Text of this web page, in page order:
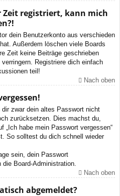
Zeit registriert, kann mich
dein Benutzerkonto aus verschieden
Außerdem löschen viele Boards
Zeit keine Beiträge geschrieben
Registriere dich einfach
teil!
Nach oben
zwar dein altes Passwort nicht
zurücksetzen. Dies machst du,
„Ich habe mein Passwort vergessen“
So solltest du dich schnell wieder
sein, dein Passwort
Board-Administration.
Nach oben
abgemeldet?